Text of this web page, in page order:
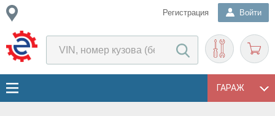
Регистрация Войти
ГАРАЖ